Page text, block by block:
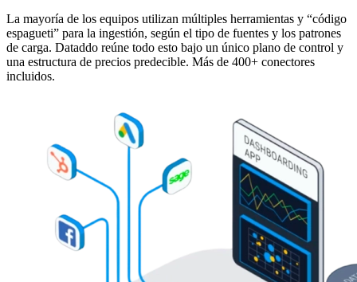
La mayoría de los equipos utilizan múltiples herramientas y “código
espagueti” para la ingestión, según el tipo de fuentes y los patrones
de carga. Dataddo reúne todo esto bajo un único plano de control y
una estructura de precios predecible. Más de 400+ conectores
incluidos.